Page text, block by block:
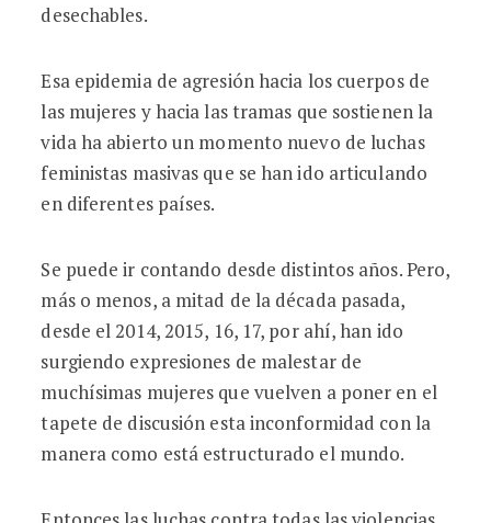
desechables.
Esa epidemia de agresión hacia los cuerpos de
las mujeres y hacia las tramas que sostienen la
vida ha abierto un momento nuevo de luchas
feministas masivas que se han ido articulando
en diferentes países.
Se puede ir contando desde distintos años. Pero,
más o menos, a mitad de la década pasada,
desde el 2014, 2015, 16, 17, por ahí, han ido
surgiendo expresiones de malestar de
muchísimas mujeres que vuelven a poner en el
tapete de discusión esta inconformidad con la
manera como está estructurado el mundo.